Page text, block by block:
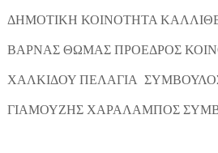
ΔΗΜΟΤΙΚΗ ΚΟΙΝΟΤΗΤΑ
ΒΑΡΝΑΣ ΘΩΜΑΣ ΠΡΟΕΔΡΟΣ
ΧΑΛΚΙΔΟΥ ΠΕΛΑΓΙΑ
ΓΙΑΜΟΥΖΗΣ ΧΑΡΑΛΑΜΠΟΣ